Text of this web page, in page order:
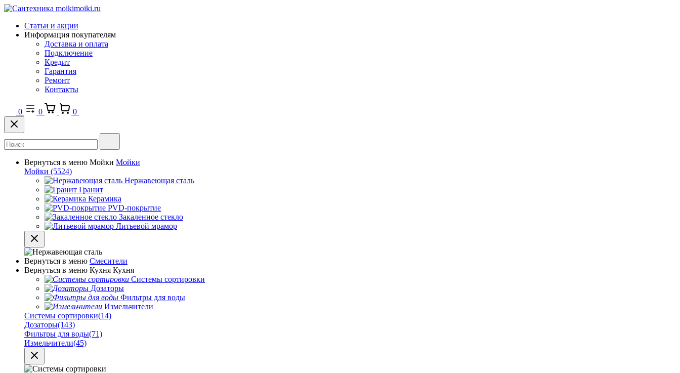
Статьи и акции
Информация покупателям
Доставка и оплата
Подключение
Кредит
Гарантия
Ремонт
Контакты
0 0 0
Вернуться в меню Мойки Мойки
Мойки (5524)
Нержавеющая сталь
Гранит
Керамика
PVD-покрытие
Закаленное стекло
Литьевой мрамор
Вернуться в меню Смесители
Вернуться в меню Кухня Кухня
Системы сортировки
Дозаторы
Фильтры для воды
Измельчители
Системы сортировки(14)
Дозаторы(143)
Фильтры для воды(71)
Измельчители(45)